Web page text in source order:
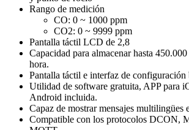
Rango de medición
CO: 0 ~ 1000 ppm
CO2: 0 ~ 9999 ppm
Pantalla táctil LCD de 2,8
Capacidad para almacenar hasta
hora.
Pantalla táctil e interfaz de configuración
Utilidad de software gratuita, APP para
Android incluida.
Capaz de mostrar mensajes multilingües
Compatible con los protocolos DCON,